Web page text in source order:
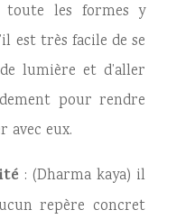
toute les formes y
est très facile de se
lumière et d’aller
pour rendre
avec eux.
: (Dharma kaya) il
repère concret